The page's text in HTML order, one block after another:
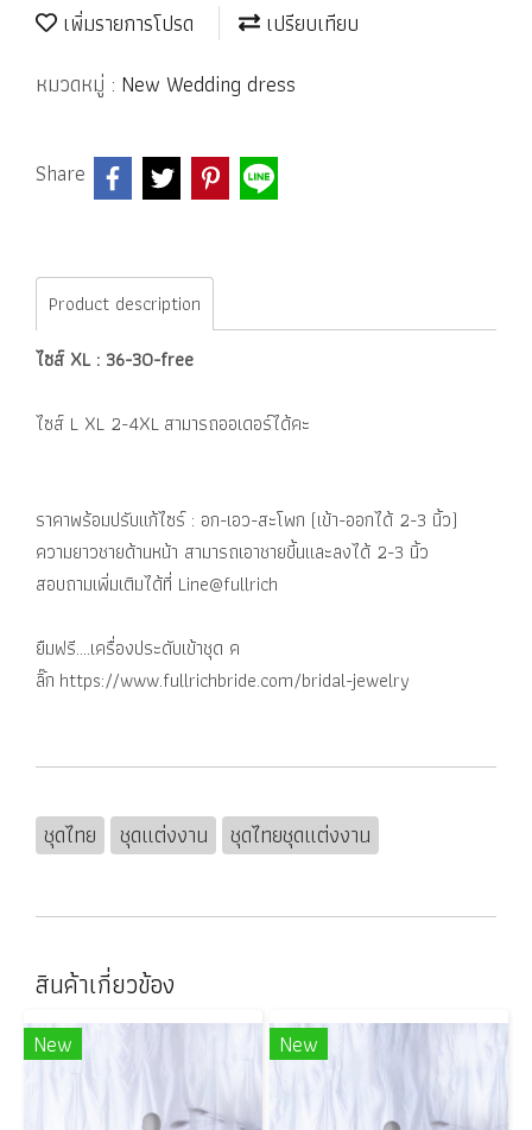
เพิ่มรายการโปรด
เปรียบเทียบ
หมวดหมู่ : New Wedding dress
Share
Product description
ไซส์ XL : 36-30-free
ไซส์ L XL 2-4XL สามารถออเดอร์ได้คะ
ราคาพร้อมปรับแก้ไซร์ : อก-เอว-สะโพก (เข้า-ออกได้ 2-3 นิ้ว)
ความยาวชายด้านหน้า สามารถเอาชายขี้นและลงได้ 2-3 นิ้ว
สอบถามเพิ่มเติมได้ที่ Line@fullrich
ยืมฟรี....เครื่องประดับเข้าชุด ค
ลิ๊ก https://www.fullrichbride.com/bridal-jewelry
ชุดไทย ชุดแต่งงาน ชุดไทยชุดแต่งงาน
สินค้าเกี่ยวข้อง
New New